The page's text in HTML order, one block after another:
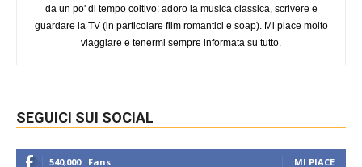
da un po' di tempo coltivo: adoro la musica classica, scrivere e
guardare la TV (in particolare film romantici e soap). Mi piace molto
viaggiare e tenermi sempre informata su tutto.
SEGUICI SUI SOCIAL
540,000 Fans MI PIACE